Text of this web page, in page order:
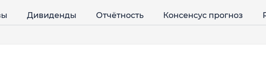
Дивиденды Отчётность Консенсус прогноз